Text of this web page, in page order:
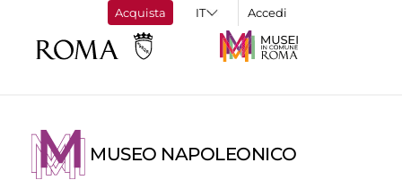
Acquista Accedi
MUSEO NAPOLEONICO